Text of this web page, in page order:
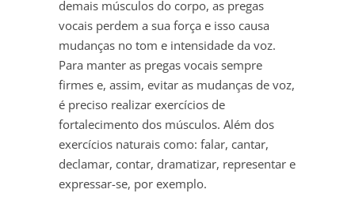
demais músculos do corpo, as pregas
vocais perdem a sua força e isso causa
mudanças no tom e intensidade da voz.
Para manter as pregas vocais sempre
firmes e, assim, evitar as mudanças de voz,
é preciso realizar exercícios de
fortalecimento dos músculos. Além dos
exercícios naturais como: falar, cantar,
declamar, contar, dramatizar, representar e
expressar-se, por exemplo.